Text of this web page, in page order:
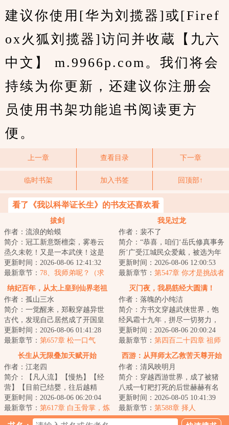
建议你使用[华为刘揽器]或[Firef
ox火狐刘揽器]访问并收蔵【九六
中文】 m.9966p.com。我们将会
持续为你更新，还建议你注册会
员使用书架功能追书阅读更方
便。
上一章 查看目录 下一章
临时书架 加入书签 回顶部↑
看了《我以科举证长生》的书友还喜欢看
拔剑
作者：流浪的蛤蟆
简介：冠工新意斲檀栾，雾卷云
烝久未乾！又是一本武侠！这是
王安石的一句诗，原意是，友人
所赠竹冠式样新...
更新时间：2026-08-06 12:41:32
最新章节： 78、我师弟呢？（求
月票）
我见过龙
作者：裴不了
简介：“恭喜，咱们‘岳氏修真事务
所’广受江城民众爱戴，被选为年
度最佳修真机构。岳大师能不能
给大家分...
更新时间：2026-08-06 12:00:53
最新章节： 第547章 你才是挑战者
【求月票！】
纳妃百年，从太上皇到仙界老祖
作者：孤山三水
简介：一觉醒来，郑毅穿越异世
古代，发现自己居然成了开国皇
帝。还没等他反应过来，就有皇
子谋反成功，弑...
更新时间：2026-08-06 01:41:28
最新章节： 第657章 松一口气
灭门夜，我易筋经大圆满！
作者：落魄的小纯洁
简介：方书文穿越武侠世界，饱
经风霜十九年，拼尽一切努力，
却无缘武功大成，只能成为周家
的一个小小护院...
更新时间：2026-08-06 20:00:24
最新章节： 第四百二十四章 祖师
洞
长生从无限叠加天赋开始
作者：江老四
简介：【凡人流】【慢热】【经
营】【目前已结婴，往后越精
彩，可宰杀！】【日更k以上，不
曾间断！】-----...
更新时间：2026-08-06 06:20:04
最新章节： 第617章 白玉骨掌，炼
体神通，真魔再现《求月票！》
西游：从拜师太乙救苦天尊开始
作者：清风映明月
简介：穿越西游世界，成了被猪
八戒一钉耙打死的后世赫赫有名
的妖怪网红金钱豹的哥哥。于是
为了拯救弟弟以...
更新时间：2026-08-05 10:41:39
最新章节： 第588章 择人